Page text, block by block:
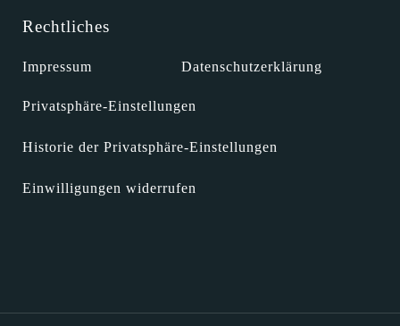
Rechtliches
Impressum Datenschutzerklärung
Privatsphäre-Einstellungen
Historie der Privatsphäre-Einstellungen
Einwilligungen widerrufen